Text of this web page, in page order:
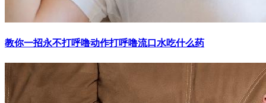
教你一招永不打呼噜动作打呼噜流口水吃什么药